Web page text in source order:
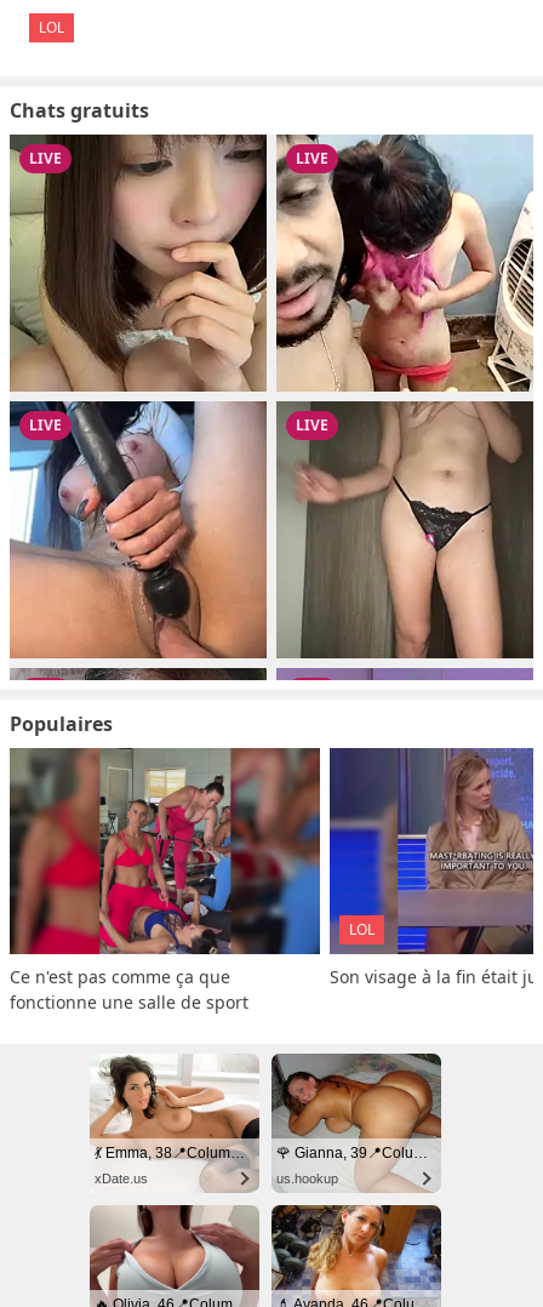
LOL
Chats gratuits
Populaires
Ce n'est pas comme ça que
fonctionne une salle de sport
LOL
Son visage à la fin était